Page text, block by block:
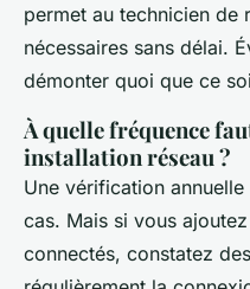
permet au technicien de
nécessaires sans délai.
démonter quoi que ce
À quelle fréquence
installation réseau ?
Une vérification
cas. Mais si vous
connectés, constatez